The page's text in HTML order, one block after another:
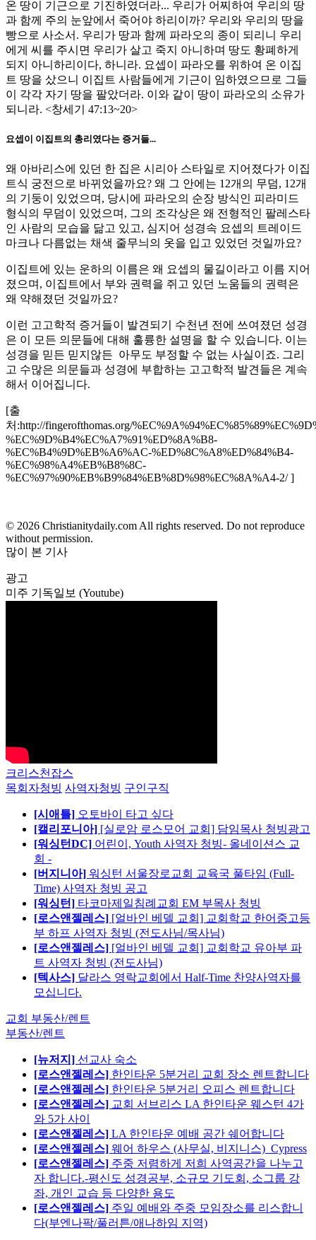
온 땅이 기근으로 기진하였더라... 우리가 어찌하여 우리의 땅
과 함께 주의 눈앞에서 죽어야 하리이까? 우리와 우리의 땅을
빵으로 사소서. 우리가 땅과 함께 파라오의 종이 되리니 우리
에게 씨를 주시면 우리가 살고 죽지 아니하며 땅도 황폐하게
되지 아니하리이다, 하니라. 요셉이 파라오를 위하여 온 이집
트 땅을 샀으니 이집트 사람들에게 기근이 임하였으므로 그들
이 각각 자기 땅을 팔았더라. 이와 같이 땅이 파라오의 소유가
되니라. <창세기 47:13~20>
요셉이 이집트의 총리였다는 증거들...
왜 아바리스에 있던 한 집은 시리아 스타일로 지어졌다가 이집
트식 궁전으로 바뀌었을까요? 왜 그 안에는 12개의 무덤, 12개
의 기둥이 있었으며, 당시에 파라오의 순장 방식인 피라미드
형식의 무덤이 있었으며, 그의 조각상은 왜 전형적인 팔레스타
인 사람의 모습을 닮고 있고, 심지어 성경속 요셉의 트레이드
마크나 다름없는 채색 줄무늬의 옷을 입고 있었던 것일까요?
이집트에 있는 운하의 이름은 왜 요셉의 물길이라고 이름 지어
졌으며, 이집트에서 부와 권력을 쥐고 있던 노움들의 권력은
왜 약해졌던 것일까요?
이런 고고학적 증거들이 발견되기 수천년 전에 쓰여졌던 성경
은 이 모든 의문들에 대해 훌륭한 설명을 할 수 있습니다. 이는
성경을 믿든 믿지않든 아무도 부정할 수 없는 사실이죠. 그리
고 수많은 의문들과 성경에 부합하는 고고학적 발견들은 계속
해서 이어집니다.
[출
처:http://fingerofthomas.org/
%EC%9D%B4%EC%A7%91%ED%8A%B8-
%EC%B4%9D%EB%A6%AC-%ED%8C%A8%ED%84%B4-
%EC%98%A4%EB%B8%8C-
%EC%97%90%EB%B9%84%EB%8D%98%EC%8A%A4-2/ ]
© 2026 Christianitydaily.com All rights reserved. Do not reproduce
without permission.
많이 본 기사
광고
미주 기독일보 (Youtube)
크리스천잡스
목회자청빙 사역자청빙 구인구직
[시애틀] 오토바이 타고 싶다
[캘리포니아] [실로암 로스모어 교회] 담임목사 청빙광고
[워싱턴DC] 어린이, Youth 사역자 청빙- 올네이션스 교
회 -
[버지니아] 워싱턴 서울장로교회 교육국 풀타임 (Full-
Time) 사역자 청빙 공고
[워싱턴] 타코마제일침례교회 EM 부목사 청빙
[로스앤젤레스] [얼바인 베델 교회] 교회학교 한어중고등
부 하프 사역자 청빙 (전도사님/목사님)
[로스앤젤레스] [얼바인 베델 교회] 교회학교 유아부 파
트 사역자 청빙 (전도사님)
[텍사스] 달라스 영락교회에서 Half-Time 찬양사역자를
모십니다.
교회 부동산/렌트
부동산/렌트
[뉴저지] 선교사 숙소
[로스앤젤레스] 한인타운 5분거리 교회 장소 렌트합니다
[로스앤젤레스] 한인타운 5분거리 오피스 렌트합니다
[로스앤젤레스] 교회 서브리스 LA 한인타운 웨스턴 4가
와 5가 사이
[로스앤젤레스] LA 한인타운 예배 공간 쉐어합니다
[로스앤젤레스] 웨어 하우스 (사무실, 비지니스)_Cypress
[로스앤젤레스] 주중 저렴하게 저희 사역공간을 나누고
자 합니다.-평신도 성경공부, 소규모 기도회, 소그룹 강
좌, 개인 교습 등 다양한 용도
[로스앤젤레스] 주일 예배와 주중 모임장소를 리스합니
다(부엔나팍/풀러튼/애나하임 지역)